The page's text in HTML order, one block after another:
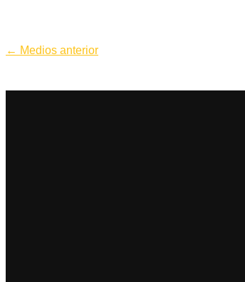
Navegación
← Medios anterior